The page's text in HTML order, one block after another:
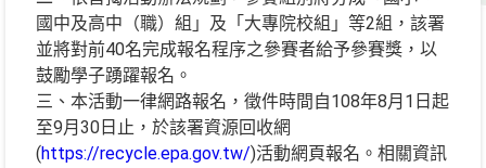
國中及高中（職）組」及「大專院校組」等2組，該署
並將對前40名完成報名程序之參賽者給予參賽獎，以
鼓勵學子踴躍報名。
三、本活動一律網路報名，徵件時間自108年8月1日起
至9月30日止，於該署資源回收網
(https://recycle.epa.gov.tw/)活動網頁報名。相關資訊